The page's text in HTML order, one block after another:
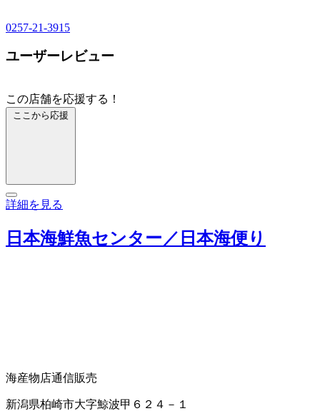
0257-21-3915
ユーザーレビュー
この店舗を応援する！
ここから応援
詳細を見る
日本海鮮魚センター／日本海便り
海産物店通信販売
新潟県柏崎市大字鯨波甲６２４－１